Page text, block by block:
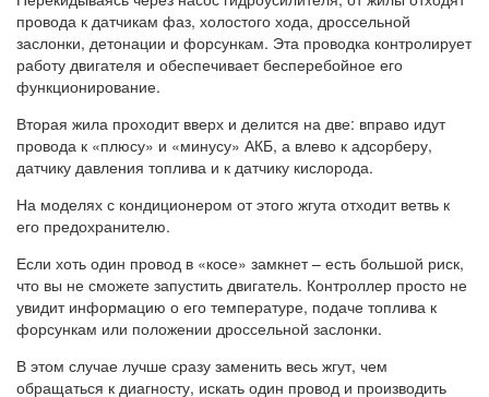
провода к датчикам фаз, холостого хода, дроссельной
заслонки, детонации и форсункам. Эта проводка контролирует
работу двигателя и обеспечивает бесперебойное его
функционирование.
Вторая жила проходит вверх и делится на две: вправо идут
провода к «плюсу» и «минусу» АКБ, а влево к адсорберу,
датчику давления топлива и к датчику кислорода.
На моделях с кондиционером от этого жгута отходит ветвь к
его предохранителю.
Если хоть один провод в «косе» замкнет – есть большой риск,
что вы не сможете запустить двигатель. Контроллер просто не
увидит информацию о его температуре, подаче топлива к
форсункам или положении дроссельной заслонки.
В этом случае лучше сразу заменить весь жгут, чем
обращаться к диагносту, искать один провод и производить